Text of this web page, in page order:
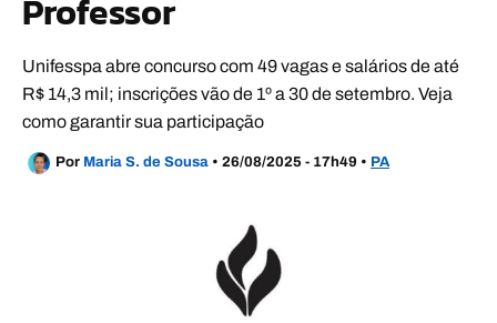
Professor
Unifesspa abre concurso com 49 vagas e salários de até
R$ 14,3 mil; inscrições vão de 1º a 30 de setembro. Veja
como garantir sua participação
Por Maria S. de Sousa • 26/08/2025 - 17h49 • PA